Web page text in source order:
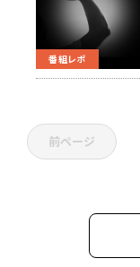
番組レポ
前ページ